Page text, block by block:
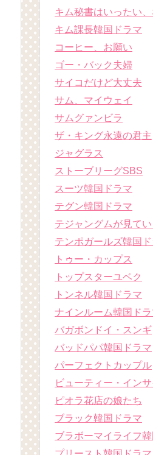
キム秘書はいったい、
キム課長韓国ドラマ
コーヒー、お願い
ゴー・バック夫婦
サイコだけど大丈夫
サム、マイウェイ
サムグァンビラ
ザ・キング永遠の君主
ジャグラス
ストーブリーグSBS
スーツ韓国ドラマ
テグン韓国ドラマ
テジャングムが見てい
テンポガールズ韓国
トゥー・カップス
トップスターユベク
トンネル韓国ドラマ
ナインルーム韓国ドラ
バガボンドイ・スンギ
バッドパパ韓国ドラマ
パーフェクトカップル
ビューティー・イン
ピオラ花店の娘たち
ブラック韓国ドラマ
ブラボーマイライフ